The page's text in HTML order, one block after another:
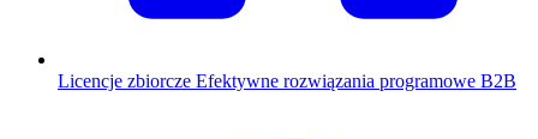
Licencje zbiorcze Efektywne rozwiązania programowe B2B